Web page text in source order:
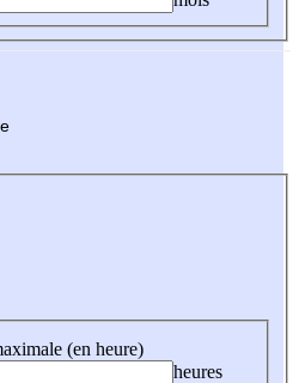
(en heure)
heures